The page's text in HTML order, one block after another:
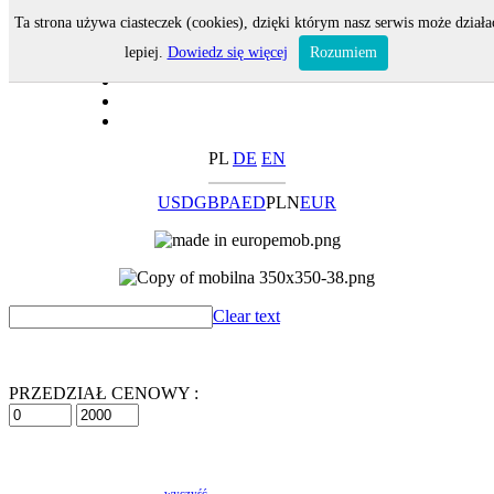
PL DE EN
USDGBPAEDPLNEUR
Clear text
PRZEDZIAŁ CENOWY :
Ta strona używa ciasteczek (cookies), dzięki którym nasz serwis może
lepiej. Dowiedz się więcej Rozumiem